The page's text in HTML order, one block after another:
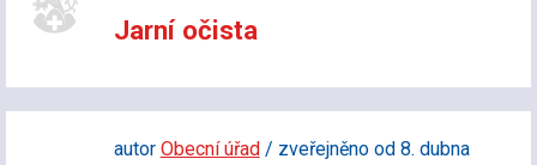
Jarní očista
autor Obecní úřad/ zveřejněno od 8. dubna